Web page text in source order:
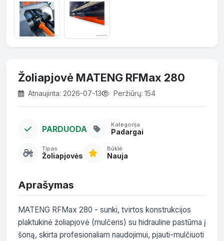
Žoliapjovė MATENG RFMax 280
Atnaujinta: 2026-07-13 Peržiūrų: 154
PARDUODA Kategorija
Padargai
Tipas
Žoliapjovės
Būklė
Nauja
Aprašymas
MATENG RFMax 280 - sunki, tvirtos konstrukcijos
plaktukinė žoliapjovė (mulčeris) su hidrauline pastūma į
šoną, skirta profesionaliam naudojimui, pjauti-mulčiuoti